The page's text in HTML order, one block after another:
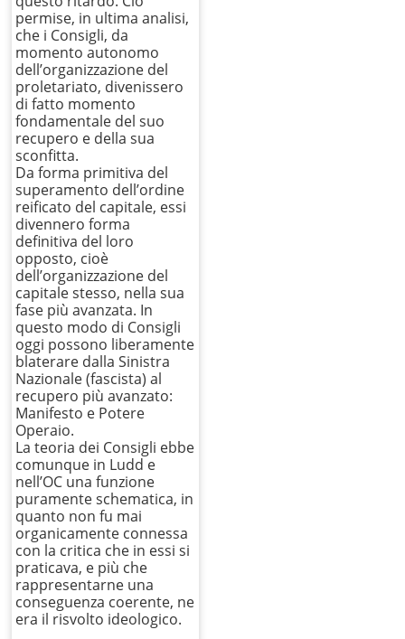
permise, in ultima analisi,
che i Consigli, da
momento autonomo
dell’organizzazione del
proletariato, divenissero
di fatto momento
fondamentale del suo
recupero e della sua
sconfitta.
Da forma primitiva del
superamento dell’ordine
reificato del capitale, essi
divennero forma
definitiva del loro
opposto, cioè
dell’organizzazione del
capitale stesso, nella sua
fase più avanzata. In
questo modo di Consigli
oggi possono liberamente
blaterare dalla Sinistra
Nazionale (fascista) al
recupero più avanzato:
Manifesto e Potere
Operaio.
La teoria dei Consigli ebbe
comunque in Ludd e
nell’OC una funzione
puramente schematica, in
quanto non fu mai
organicamente connessa
con la critica che in essi si
praticava, e più che
rappresentarne una
conseguenza coerente, ne
era il risvolto ideologico.